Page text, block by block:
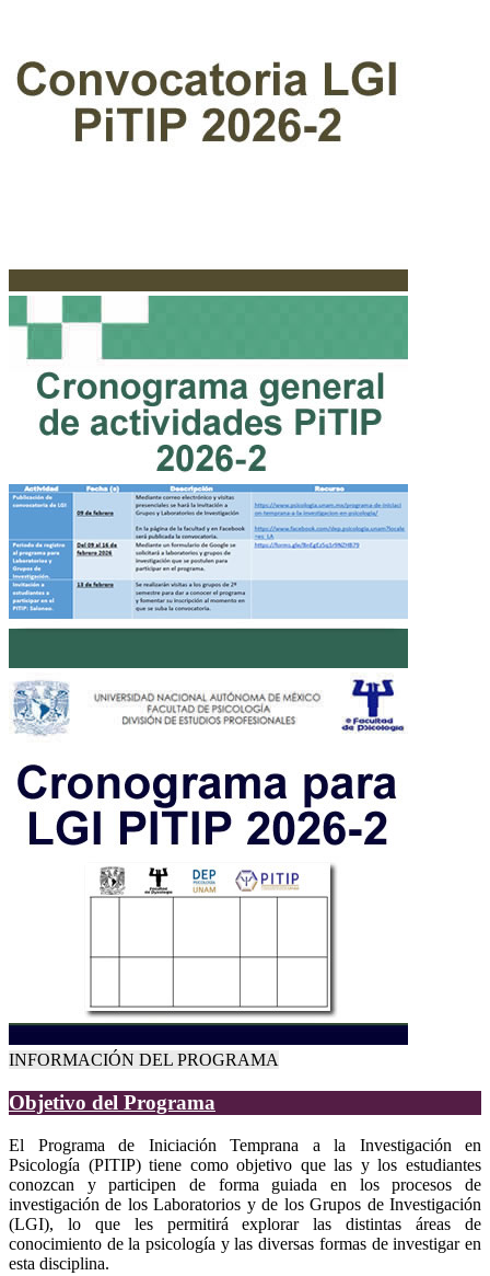
INFORMACIÓN DEL PROGRAMA
Objetivo del Programa
El Programa de Iniciación Temprana a la Investigación en
Psicología (PITIP) tiene como objetivo que las y los estudiantes
conozcan y participen de forma guiada en los procesos de
investigación de los Laboratorios y de los Grupos de Investigación
(LGI), lo que les permitirá explorar las distintas áreas de
conocimiento de la psicología y las diversas formas de investigar en
esta disciplina.